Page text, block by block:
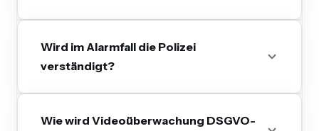
Wird im Alarmfall die Polizei
verständigt?
Wie wird Videoüberwachung DSGVO-